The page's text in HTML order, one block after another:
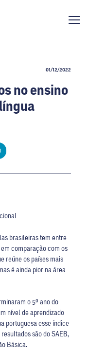
01/12/2022
no ensino
brasileiras tem entre
comparação com os
reúne os países mais
é ainda pior na área
o 5º ano do
nível de aprendizado
portuguesa esse índice
são do SAEB,
Básica.